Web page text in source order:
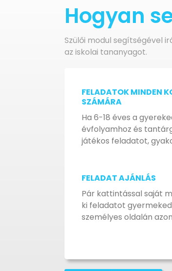
Hogyan
Szülői modul segítségével
az iskolai tananyagot.
FELADATOK MINDEN
SZÁMÁRA
Ha 6-18 éves a
évfolyamhoz és
játékos feladatot,
FELADAT AJÁNLÁS
Pár kattintással saját
ki feladatot
személyes oldalán